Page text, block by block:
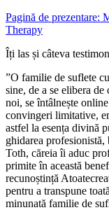
Pagină de prezentare:
Therapy
Îți las și câteva
”O familie de suflete
sine, de a se elibera
noi, se întâlnește
convingeri limitative,
astfel la esența divină
ghidarea
Toth, căreia îi aduc
primite în această
recunoștință
pentru a transpune
minunată familie de